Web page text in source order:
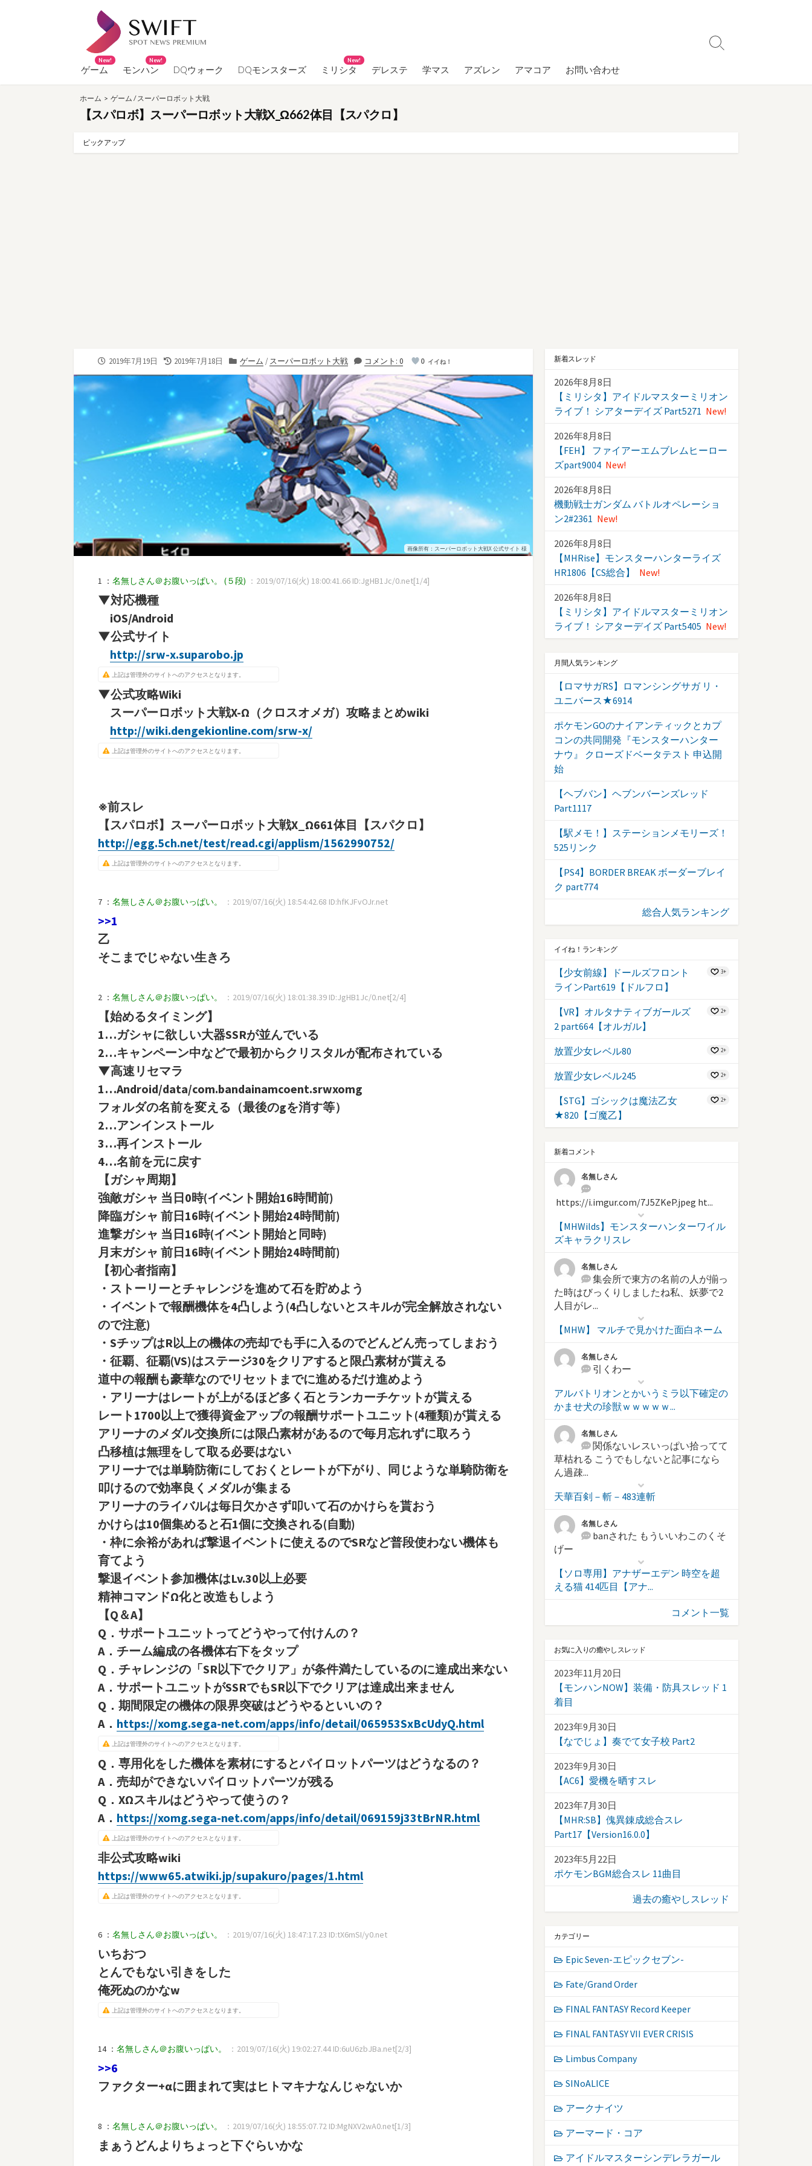
へ
ゲーム
New!
モンハン
New!
DQウォーク DQモンスターズ ミリシタ
New!
デレステ 学マス アズレン アマコア お問い合わせ
検
り
ホーム > ゲーム /スーパーロボット大戦
【スパロボ】スーパーロボット大戦X_Ω662体目【スパクロ】
ピックアップ
公
日
2019年7月19日
最
新
日
2019年7月18日
カ
ゴ
リ
ー
ゲーム / スーパーロボット大戦 コメント: 0 0 イイね！
画像所有：スーパーロボット大戦X 公式サイト 様
1 ： 名無しさん＠お腹いっぱい。 (５段) ：2019/07/16(火) 18:00:41.66 ID:JgHB1Jc/0.net[1/4]
▼対応機種
iOS/Android
▼公式サイト
http://srw-x.suparobo.jp
上記は管理外のサイトへのアクセスとなります。
▼公式攻略Wiki
スーパーロボット大戦X-Ω（クロスオメガ）攻略まとめwiki
http://wiki.dengekionline.com/srw-x/
上記は管理外のサイトへのアクセスとなります。
※前スレ
【スパロボ】スーパーロボット大戦X_Ω661体目【スパクロ】
http://egg.5ch.net/test/read.cgi/applism/1562990752/
上記は管理外のサイトへのアクセスとなります。
7 ： 名無しさん＠お腹いっぱい。 ：2019/07/16(火) 18:54:42.68 ID:hfKJFvOJr.net
>>1
乙
そこまでじゃない生きろ
2 ： 名無しさん＠お腹いっぱい。 ：2019/07/16(火) 18:01:38.39 ID:JgHB1Jc/0.net[2/4]
【始めるタイミング】
1…ガシャに欲しい大器SSRが並んでいる
2…キャンペーン中などで最初からクリスタルが配布されている
▼高速リセマラ
1…Android/data/com.bandainamcoent.srwxomg
フォルダの名前を変える（最後のgを消す等）
2…アンインストール
3…再インストール
4…名前を元に戻す
【ガシャ周期】
強敵ガシャ 当日0時(イベント開始16時間前)
降臨ガシャ 前日16時(イベント開始24時間前)
進撃ガシャ 当日16時(イベント開始と同時)
月末ガシャ 前日16時(イベント開始24時間前)
【初心者指南】
・ストーリーとチャレンジを進めて石を貯めよう
・イベントで報酬機体を4凸しよう(4凸しないとスキルが完全解放されない
ので注意)
・SチップはR以上の機体の売却でも手に入るのでどんどん売ってしまおう
・征覇、征覇(VS)はステージ30をクリアすると限凸素材が貰える
道中の報酬も豪華なのでリセットまでに進めるだけ進めよう
・アリーナはレートが上がるほど多く石とランカーチケットが貰える
レート1700以上で獲得資金アップの報酬サポートユニット(4種類)が貰える
アリーナのメダル交換所には限凸素材があるので毎月忘れずに取ろう
凸移植は無理をして取る必要はない
アリーナでは単騎防衛にしておくとレートが下がり、同じような単騎防衛を
叩けるので効率良くメダルが集まる
アリーナのライバルは毎日欠かさず叩いて石のかけらを貰おう
かけらは10個集めると石1個に交換される(自動)
・枠に余裕があれば撃退イベントに使えるのでSRなど普段使わない機体も
育てよう
撃退イベント参加機体はLv.30以上必要
精神コマンドΩ化と改造もしよう
【Q＆A】
Q．サポートユニットってどうやって付けんの？
A．チーム編成の各機体右下をタップ
Q．チャレンジの「SR以下でクリア」が条件満たしているのに達成出来ない
A．サポートユニットがSSRでもSR以下でクリアは達成出来ません
Q．期間限定の機体の限界突破はどうやるといいの？
A． https://xomg.sega-net.com/apps/info/detail/065953SxBcUdyQ.html
上記は管理外のサイトへのアクセスとなります。
Q．専用化をした機体を素材にするとパイロットパーツはどうなるの？
A．売却ができないパイロットパーツが残る
Q．XΩスキルはどうやって使うの？
A． https://xomg.sega-net.com/apps/info/detail/069159j33tBrNR.html
上記は管理外のサイトへのアクセスとなります。
非公式攻略wiki
https://www65.atwiki.jp/supakuro/pages/1.html
上記は管理外のサイトへのアクセスとなります。
6 ： 名無しさん＠お腹いっぱい。 ：2019/07/16(火) 18:47:17.23 ID:tX6mSI/y0.net
いちおつ
とんでもない引きをした
俺死ぬのかなw
上記は管理外のサイトへのアクセスとなります。
14 ： 名無しさん＠お腹いっぱい。 ：2019/07/16(火) 19:02:27.44 ID:6uU6zbJBa.net[2/3]
>>6
ファクター+αに囲まれて実はヒトマキナなんじゃないか
8 ： 名無しさん＠お腹いっぱい。 ：2019/07/16(火) 18:55:07.72 ID:MgNXV2wA0.net[1/3]
まぁうどんよりちょっと下ぐらいかな
新着スレッド
2026年8月8日
【ミリシタ】アイドルマスターミリオン
ライブ！ シアターデイズ Part5271 New!
2026年8月8日
【FEH】 ファイアーエムブレムヒーロー
ズpart9004 New!
2026年8月8日
機動戦士ガンダム バトルオペレーショ
ン2#2361 New!
2026年8月8日
【MHRise】モンスターハンターライズ
HR1806【CS総合】
New!
2026年8月8日
【ミリシタ】アイドルマスターミリオン
ライブ！ シアターデイズ Part5405 New!
月間人気ランキング
【ロマサガRS】ロマンシングサガ リ・
ユニバース★6914
ポケモンGOのナイアンティックとカプ
コンの共同開発『モンスターハンター
ナウ』 クローズドベータテスト 申込開
始
【ヘブバン】ヘブンバーンズレッド
Part1117
【駅メモ！】ステーションメモリーズ！
525リンク
【PS4】BORDER BREAK ボーダーブレイ
ク part774
総合人気ランキング
イイね！ランキング
【少女前線】ドールズフロント
ラインPart619【ドルフロ】
3+
【VR】オルタナティブガールズ
2 part664【オルガル】
2+
放置少女レベル80 2+
放置少女レベル245 2+
【STG】ゴシックは魔法乙女
★820【ゴ魔乙】
2+
新着コメント
名無しさん
https://i.imgur.com/7J5ZKeP.jpeg ht...
【MHWilds】モンスターハンターワイル
ズキャラクリスレ
名無しさん
集会所で東方の名前の人が揃っ
た時はびっくりしましたね私、妖夢で2
人目がレ...
【MHW】 マルチで見かけた面白ネーム
名無しさん
引くわー
アルバトリオンとかいうミラ以下確定の
かませ犬の珍獣ｗｗｗｗｗ...
名無しさん
関係ないレスいっぱい拾ってて
草枯れる こうでもしないと記事になら
ん過疎...
天華百剣－斬－483連斬
名無しさん
banされた もういいわこのくそ
げー
【ソロ専用】アナザーエデン 時空を超
える猫 414匹目【アナ...
コメント一覧
お気に入りの癒やしスレッド
2023年11月20日
【モンハンNOW】装備・防具スレッド 1
着目
2023年9月30日
【なでじょ】奏でて女子校 Part2
2023年9月30日
【AC6】愛機を晒すスレ
2023年7月30日
【MHR:SB】傀異錬成総合スレ
Part17【Version16.0.0】
2023年5月22日
ポケモンBGM総合スレ 11曲目
過去の癒やしスレッド
カテゴリー
Epic Seven-エピックセブン-
Fate/Grand Order
FINAL FANTASY Record Keeper
FINAL FANTASY VII EVER CRISIS
Limbus Company
SINoALICE
アークナイツ
アーマード・コア
アイドルマスターシンデレラガール